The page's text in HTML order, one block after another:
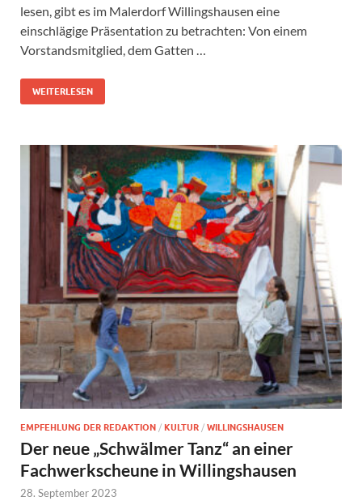
lesen, gibt es im Malerdorf Willingshausen eine
einschlägige Präsentation zu betrachten: Von einem
Vorstandsmitglied, dem Gatten …
WEITERLESEN
EMPFEHLUNG DER REDAKTION / KULTUR / WILLINGSHAUSEN
Der neue „Schwälmer Tanz“ an einer
Fachwerkscheune in Willingshausen
28. September 2023